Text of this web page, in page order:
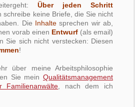
Über jeden Schritt
schreibe keine Briefe, die Sie nicht
Die Inhaltesprechen wir ab,
vorab einen Entwurf (als email)
Sie sich nicht verstecken: Diesen
!
über meine Arbeitsphilosophie
Sie mein Qualitätsmanagement
Familienanwälte , nach dem ich